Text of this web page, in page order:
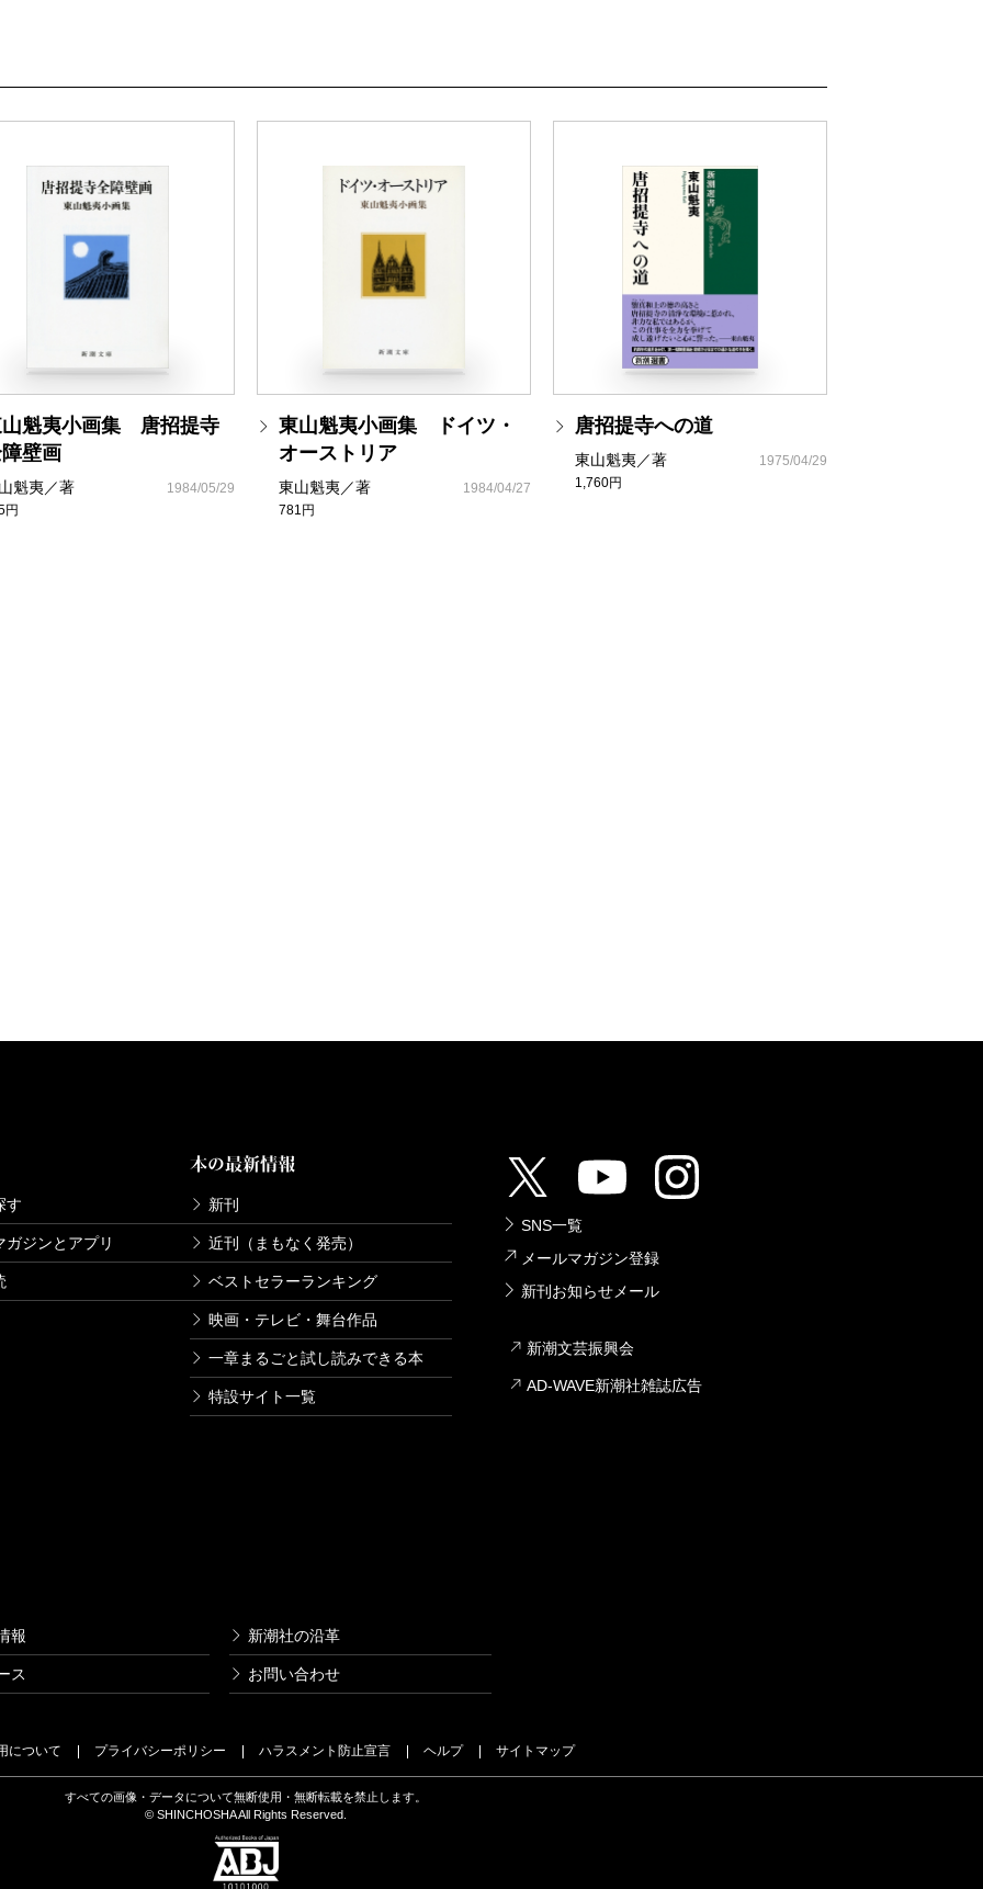
魁夷小画集 唐招提寺
壁画
魁夷／著
円
1984/05/29
東山魁夷小画集 ドイツ・
オーストリア
東山魁夷／著
781円
1984/04/27
唐招提寺への道
東山魁夷／著
1,760円
1975/04/29
す
ガジンとアプリ
本の最新情報
新刊
近刊（まもなく発売）
ベストセラーランキング
映画・テレビ・舞台作品
一章まるごと試し読みできる本
特設サイト一覧
報 新潮社の沿革
ス お問い合わせ
SNS一覧
メールマガジン登録
新刊お知らせメール
新潮文芸振興会
AD-WAVE新潮社雑誌広告
について プライバシーポリシー ハラスメント防止宣言 ヘルプ サイトマップ
すべての画像・データについて無断使用・無断転載を禁止します。
© SHINCHOSHA All Rights Reserved.